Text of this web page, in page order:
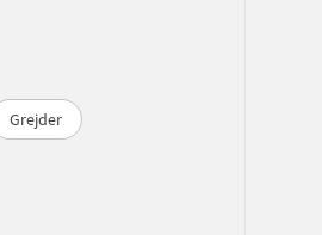
Grejder